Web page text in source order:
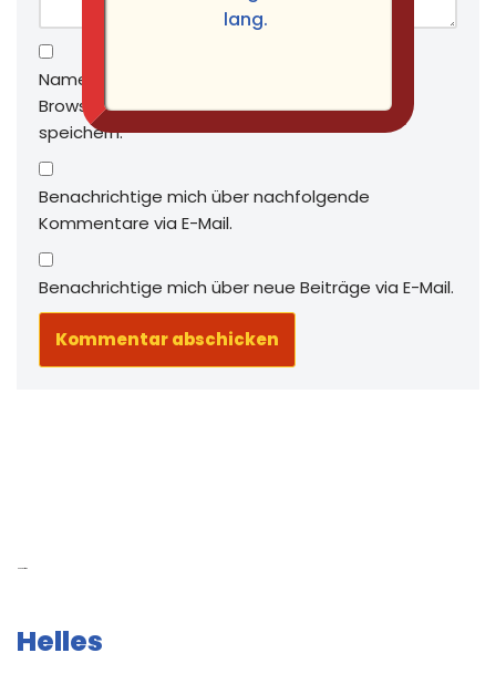
Name, E-Mail-Adresse und Website in diesem
Browser für meinen nächsten Kommentar
speichern.
Benachrichtige mich über nachfolgende
Kommentare via E-Mail.
Benachrichtige mich über neue Beiträge via E-Mail.
Helles
lang.